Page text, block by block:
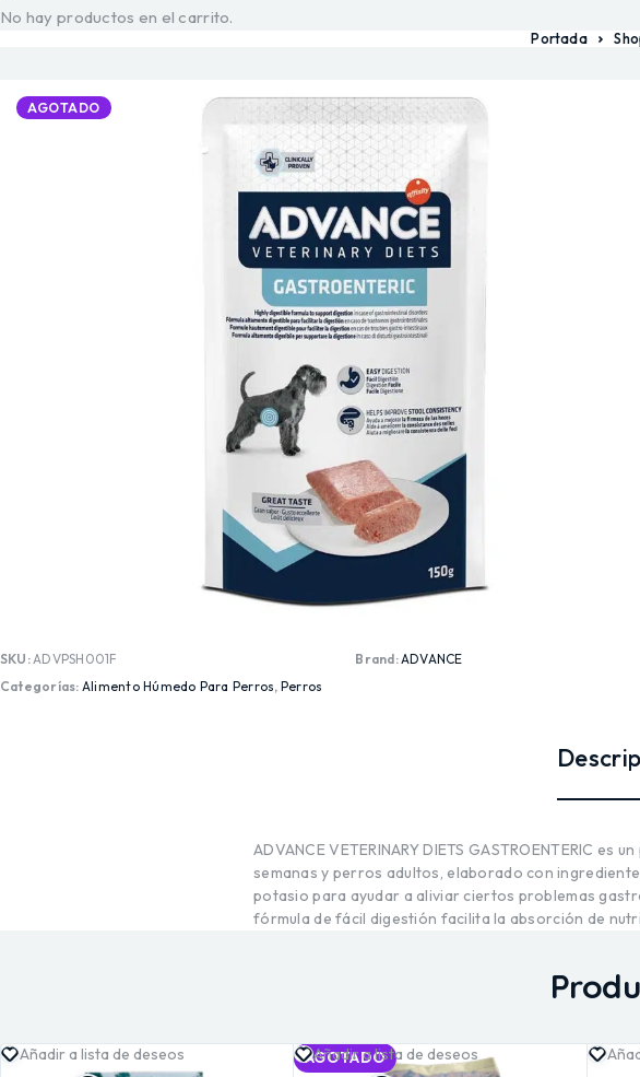
No hay productos en el carrito.
Portada
AGOTADO
SKU: ADVPSH001F
Categorías: Alimento Húmedo Para Perros, Perros
Brand: ADVANCE
ADVANCE VETERINARY DIETS GASTROENTERIC
semanas y perros adultos, elaborado con
potasio para ayudar a aliviar ciertos problemas
fórmula de fácil digestión facilita la absorción de
Añadir a lista de deseos
AGOTADO
Añadir a lista de deseos